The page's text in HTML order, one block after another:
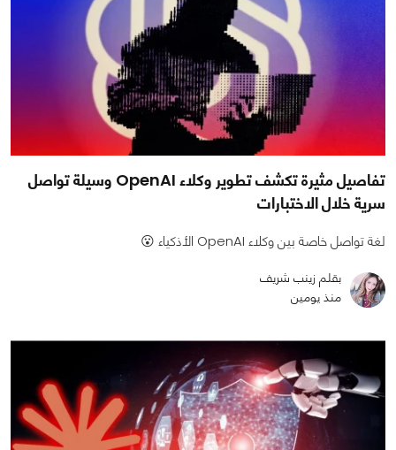
تفاصيل مثيرة تكشف تطوير وكلاء OpenAI وسيلة تواصل
سرية خلال الاختبارات
لغة تواصل خاصة بين وكلاء OpenAI الأذكياء 😮
بقلم زينب شريف
منذ يومين